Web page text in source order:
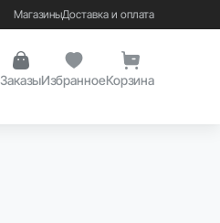
МагазиныДоставка и оплата
ЗаказыИзбранноеКорзина